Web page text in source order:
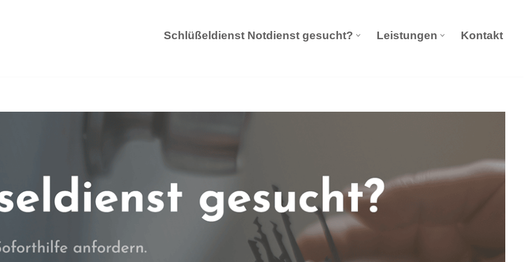
Schlüßeldienst Notdienst gesucht? Leistungen Kontakt